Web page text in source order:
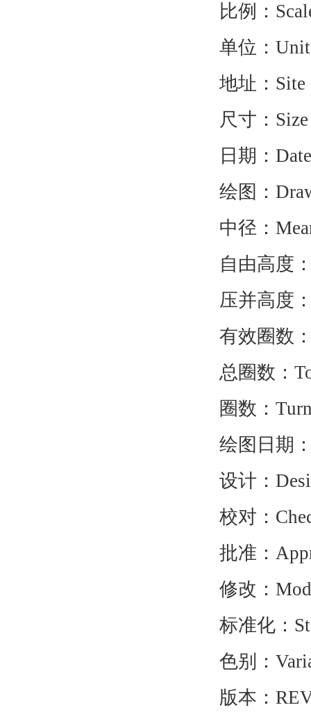
比例：
单位：Unit
地址：Site
尺寸：Size
日期：Date
绘图：
中径：Mean
自由高度：
压并高度：
有效圈数：
总圈数：
圈数：
绘图日期：
设计：
校对：
批准：
修改：
标准化：
色别：
版本：